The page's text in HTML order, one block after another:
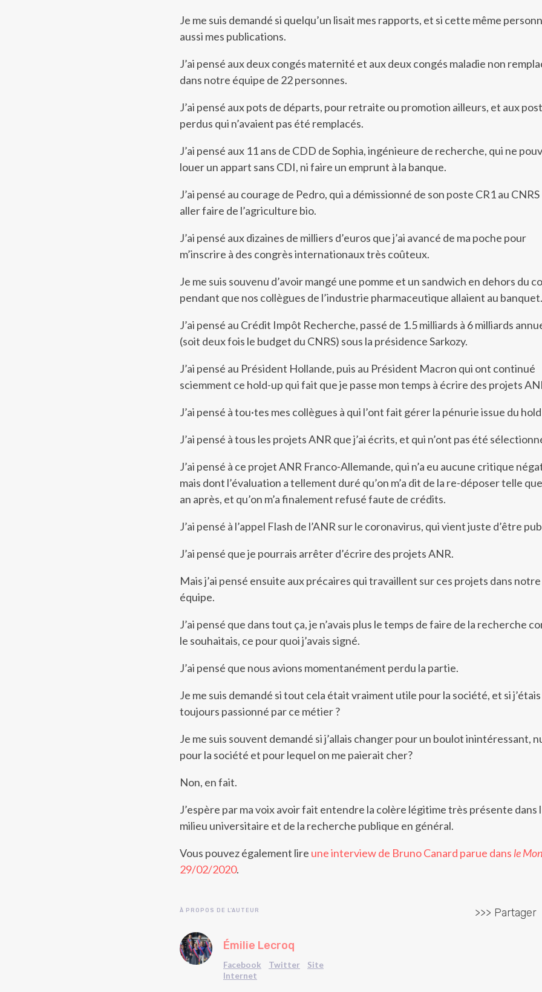
Je me suis demandé si quelqu’un lisait mes rapports, et si cette même
aussi mes publications.
J’ai pensé aux deux congés maternité et aux deux congés maladie non
dans notre équipe de 22 personnes.
J’ai pensé aux pots de départs, pour retraite ou promotion ailleurs, et aux
perdus qui n’avaient pas été remplacés.
J’ai pensé aux 11 ans de CDD de Sophia, ingénieure de recherche, qui ne
louer un appart sans CDI, ni faire un emprunt à la banque.
J’ai pensé au courage de Pedro, qui a démissionné de son poste CR1 au
aller faire de l’agriculture bio.
J’ai pensé aux dizaines de milliers d’euros que j’ai avancé de ma poche pour
m’inscrire à des congrès internationaux très coûteux.
Je me suis souvenu d’avoir mangé une pomme et un sandwich en dehors du
pendant que nos collègues de l’industrie pharmaceutique allaient au banquet.
J’ai pensé au Crédit Impôt Recherche, passé de 1.5 milliards à 6 milliards
(soit deux fois le budget du CNRS) sous la présidence Sarkozy.
J’ai pensé au Président Hollande, puis au Président Macron qui ont continué
sciemment ce hold-up qui fait que je passe mon temps à écrire des projets
J’ai pensé à tou·tes mes collègues à qui l’ont fait gérer la pénurie issue du
J’ai pensé à tous les projets ANR que j’ai écrits, et qui n’ont pas été
J’ai pensé à ce projet ANR Franco-Allemande, qui n’a eu aucune critique
mais dont l’évaluation a tellement duré qu’on m’a dit de la re-déposer telle
an après, et qu’on m’a finalement refusé faute de crédits.
J’ai pensé à l’appel Flash de l’ANR sur le coronavirus, qui vient juste d’être
J’ai pensé que je pourrais arrêter d’écrire des projets ANR.
Mais j’ai pensé ensuite aux précaires qui travaillent sur ces projets dans notre
équipe.
J’ai pensé que dans tout ça, je n’avais plus le temps de faire de la recherche
le souhaitais, ce pour quoi j’avais signé.
J’ai pensé que nous avions momentanément perdu la partie.
Je me suis demandé si tout cela était vraiment utile pour la société, et si j’étais
toujours passionné par ce métier ?
Je me suis souvent demandé si j’allais changer pour un boulot inintéressant,
pour la société et pour lequel on me paierait cher?
Non, en fait.
J’espère par ma voix avoir fait entendre la colère légitime très présente dans
milieu universitaire et de la recherche publique en général.
Vous pouvez également lire une interview de Bruno Canard parue dans le
29/02/2020.
À PROPOS DE L'AUTEUR
Émilie Lecroq
Facebook Twitter
Site
Internet
>>> Partager